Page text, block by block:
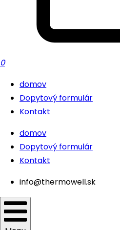
0
domov
Dopytový formulár
Kontakt
domov
Dopytový formulár
Kontakt
info@thermowell.sk